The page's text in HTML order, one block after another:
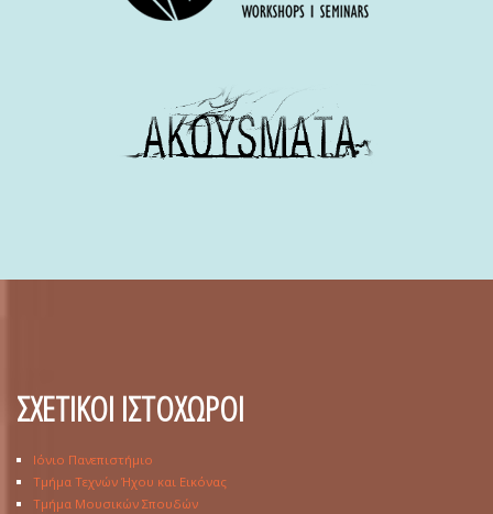
ΣΧΕΤΙΚΟΙ ΙΣΤΟΧΩΡΟΙ
Ιόνιο Πανεπιστήμιο
Τμήμα Τεχνών Ήχου και Εικόνας
Τμήμα Μουσικών Σπουδών